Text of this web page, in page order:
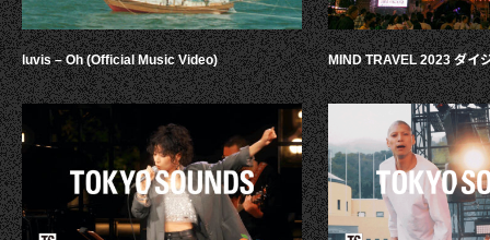
luvis – Oh (Official Music Video) MIND TRAVEL 2023 ダイ